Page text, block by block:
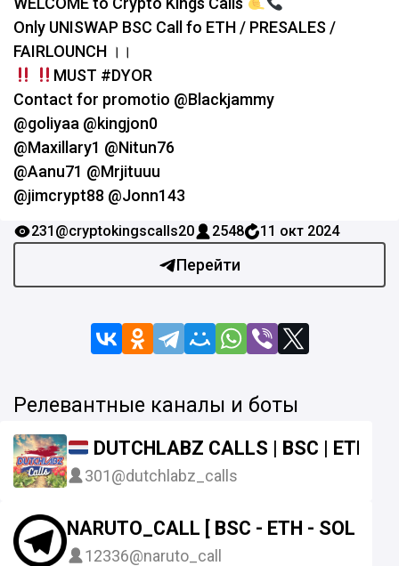
Only UNISWAP BSC Call fo ETH / PRESALES /
FAIRLOUNCH ।।
MUST #DYOR
Contact for promotio @Blackjammy
@goliyaa @kingjon0
@Maxillary1 @Nitun76
@Aanu71 @Mrjituuu
@jimcrypt88 @Jonn143
Перейти
231 @cryptokingscalls20 2548 11 окт 2024
Релевантные каналы и боты
DUTCHLABZ CALLS | BSC | ETH
301@dutchlabz_calls
NARUTO_CALL [ BSC - ETH - SOL ]
12336@naruto_call